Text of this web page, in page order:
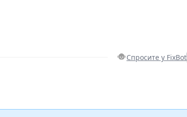
Спросите у FixBot